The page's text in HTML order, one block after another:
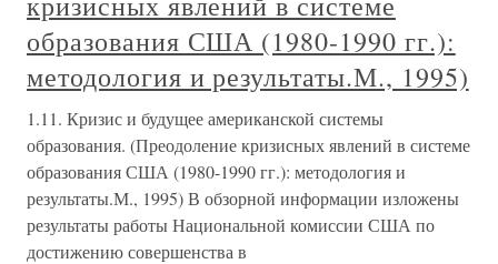
образования США (1980-1990 гг.):
методология и результаты.М., 1995)
1.11. Кризис и будущее американской системы
образования. (Преодоление кризисных явлений в системе
образования США (1980-1990 гг.): методология и
результаты.М., 1995) В обзорной информации изложены
результаты работы Национальной комиссии США по
достижению совершенства в